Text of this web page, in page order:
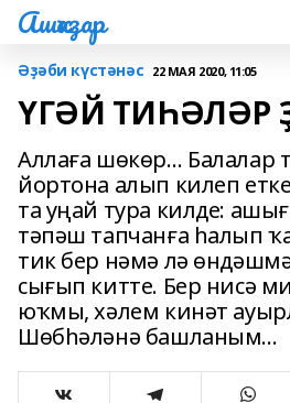
Ашҡаҙар
Әҙәби күстәнәс 22 МАЯ 2020, 11:05
ҮГӘЙ ТИҺӘЛӘР
Аллаға шөкөр… Балалар
йортона алып килеп
та уңай тура килде:
тәпәш тапчанға һалып
тик бер нәмә лә
сығып китте. Бер нисә
юҡмы, хәлем кинәт
Шөбһәләнә башланым…